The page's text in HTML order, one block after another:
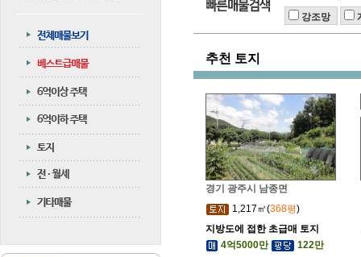
강조망
추천 토지
경기 광주시 남종면
1,217㎡(368평)
지방도에 접한 초급매 토지
4억5000만
122만